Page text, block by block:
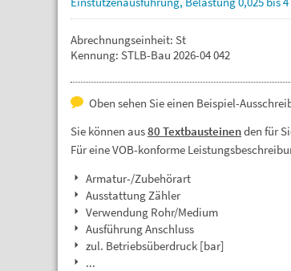
Abrechnungseinheit: St
Kennung: STLB-Bau 2026-04 042
Oben sehen Sie einen Beispiel-
Sie können aus80 Textbausteinenden für
Für eine VOB-konforme
Armatur-/Zubehörart
Ausstattung Zähler
Verwendung Rohr/Medium
Ausführung Anschluss
zul. Betriebsüberdruck [bar]
...